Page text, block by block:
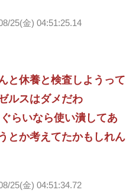
25(金) 04:51:25.14
と休養と検査しようって
ルスはダメだわ
らいなら使い潰してあ
とか考えてたかもしれん
25(金) 04:51:34.72